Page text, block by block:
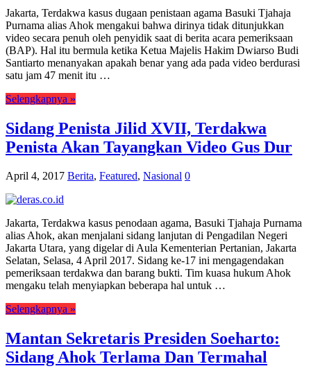
Jakarta, Terdakwa kasus dugaan penistaan agama Basuki Tjahaja
Purnama alias Ahok mengakui bahwa dirinya tidak ditunjukkan
video secara penuh oleh penyidik saat di berita acara pemeriksaan
(BAP). Hal itu bermula ketika Ketua Majelis Hakim Dwiarso Budi
Santiarto menanyakan apakah benar yang ada pada video berdurasi
satu jam 47 menit itu …
Selengkapnya »
Sidang Penista Jilid XVII, Terdakwa
Penista Akan Tayangkan Video Gus Dur
April 4, 2017 Berita, Featured, Nasional 0
Jakarta, Terdakwa kasus penodaan agama, Basuki Tjahaja Purnama
alias Ahok, akan menjalani sidang lanjutan di Pengadilan Negeri
Jakarta Utara, yang digelar di Aula Kementerian Pertanian, Jakarta
Selatan, Selasa, 4 April 2017. Sidang ke-17 ini mengagendakan
pemeriksaan terdakwa dan barang bukti. Tim kuasa hukum Ahok
mengaku telah menyiapkan beberapa hal untuk …
Selengkapnya »
Mantan Sekretaris Presiden Soeharto:
Sidang Ahok Terlama Dan Termahal